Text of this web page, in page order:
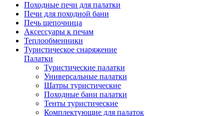
Походные печи для палатки
Печи для походной бани
Печь щепочница
Аксессуары к печам
Теплообменники
Туристическое снаряжение
Палатки
Туристические палатки
Универсальные палатки
Шатры туристические
Походные бани палатки
Тенты туристические
Комплектующие для палаток